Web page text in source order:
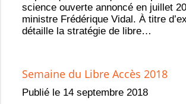
science ouverte annoncé en juillet
ministre Frédérique Vidal. À titre
détaille la stratégie de libre…
Semaine du Libre Accès 2018
Publié le 14 septembre 2018